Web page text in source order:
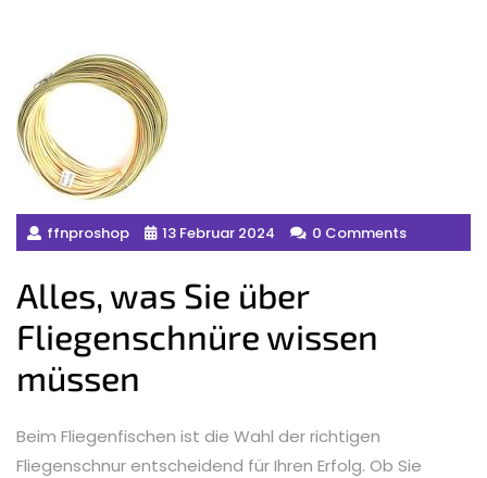
ffnproshop 13 Februar 2024 0 Comments
Alles, was Sie über
Fliegenschnüre wissen
müssen
Beim Fliegenfischen ist die Wahl der richtigen
Fliegenschnur entscheidend für Ihren Erfolg. Ob Sie